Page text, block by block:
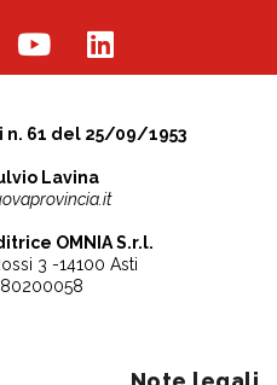
n. 61 del 25/09/1953
Lavina
OMNIA S.r.l.
3 -14100 Asti